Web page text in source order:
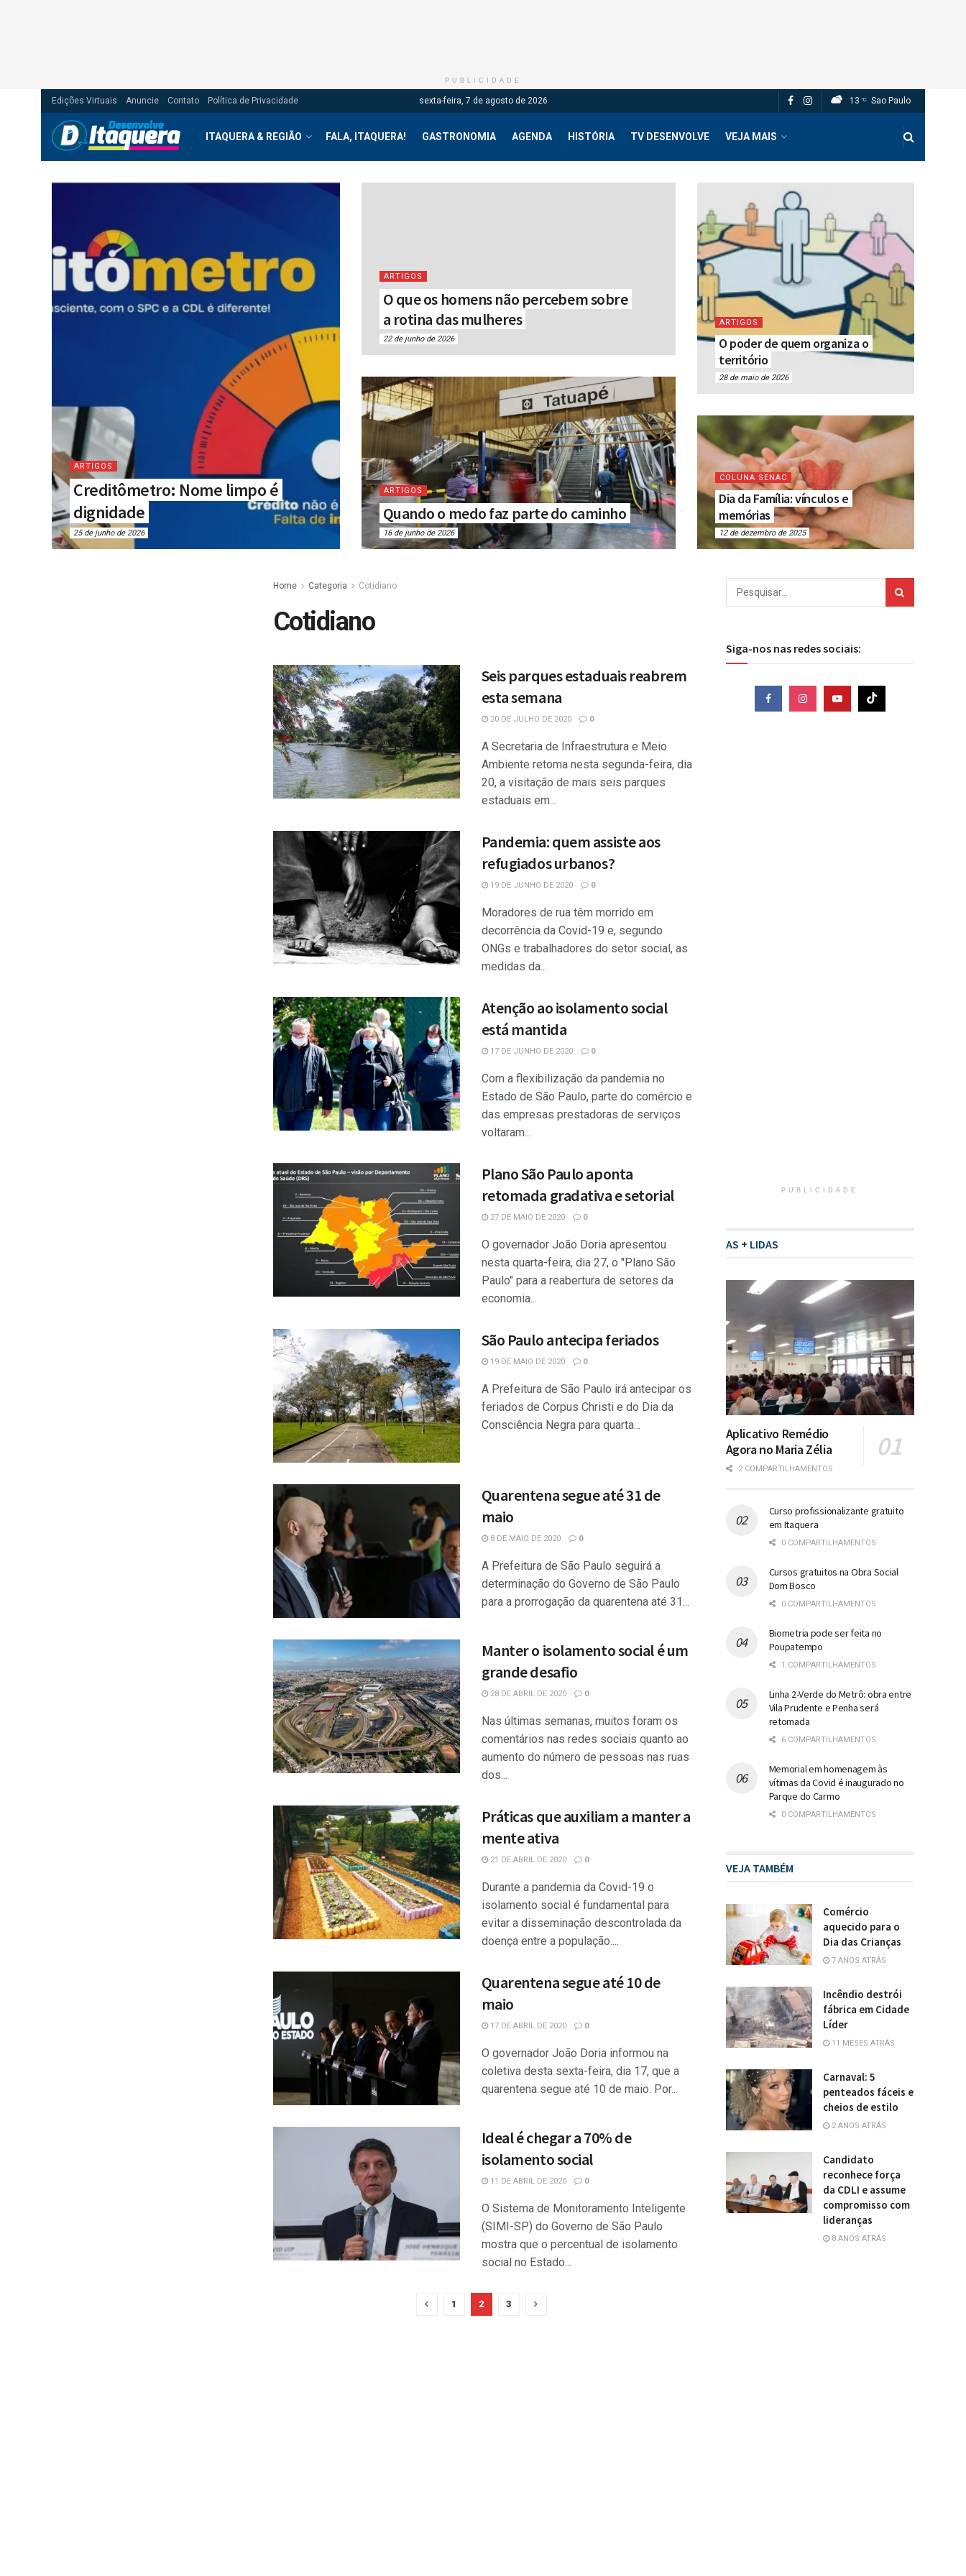
PUBLICIDADE
Edições Virtuais Anuncie Contato Política de Privacidade sexta-feira, 7 de agosto de 2026 13 °C Sao Paulo
ITAQUERA & REGIÃO FALA, ITAQUERA! GASTRONOMIA AGENDA HISTÓRIA TV DESENVOLVE VEJA MAIS
ARTIGOS
Creditômetro: Nome limpo é
dignidade
25 de junho de 2026
ARTIGOS
O que os homens não percebem sobre
a rotina das mulheres
22 de junho de 2026
ARTIGOS
Quando o medo faz parte do caminho
16 de junho de 2026
ARTIGOS
O poder de quem organiza o
território
28 de maio de 2026
COLUNA SENAC
Dia da Família: vínculos e
memórias
12 de dezembro de 2025
Home Categoria Cotidiano
Cotidiano
Seis parques estaduais reabrem
esta semana
20 DE JULHO DE 2020 0
A Secretaria de Infraestrutura e Meio
Ambiente retoma nesta segunda-feira, dia
20, a visitação de mais seis parques
estaduais em...
Pandemia: quem assiste aos
refugiados urbanos?
19 DE JUNHO DE 2020 0
Moradores de rua têm morrido em
decorrência da Covid-19 e, segundo
ONGs e trabalhadores do setor social, as
medidas da...
Atenção ao isolamento social
está mantida
17 DE JUNHO DE 2020 0
Com a flexibilização da pandemia no
Estado de São Paulo, parte do comércio e
das empresas prestadoras de serviços
voltaram...
Plano São Paulo aponta
retomada gradativa e setorial
27 DE MAIO DE 2020 0
O governador João Doria apresentou
nesta quarta-feira, dia 27, o "Plano São
Paulo" para a reabertura de setores da
economia...
São Paulo antecipa feriados
19 DE MAIO DE 2020 0
A Prefeitura de São Paulo irá antecipar os
feriados de Corpus Christi e do Dia da
Consciência Negra para quarta...
Quarentena segue até 31 de
maio
8 DE MAIO DE 2020 0
A Prefeitura de São Paulo seguirá a
determinação do Governo de São Paulo
para a prorrogação da quarentena até 31...
Manter o isolamento social é um
grande desafio
28 DE ABRIL DE 2020 0
Nas últimas semanas, muitos foram os
comentários nas redes sociais quanto ao
aumento do número de pessoas nas ruas
dos...
Práticas que auxiliam a manter a
mente ativa
21 DE ABRIL DE 2020 0
Durante a pandemia da Covid-19 o
isolamento social é fundamental para
evitar a disseminação descontrolada da
doença entre a população....
Quarentena segue até 10 de
maio
17 DE ABRIL DE 2020 0
O governador João Doria informou na
coletiva desta sexta-feira, dia 17, que a
quarentena segue até 10 de maio. Por...
Ideal é chegar a 70% de
isolamento social
11 DE ABRIL DE 2020 0
O Sistema de Monitoramento Inteligente
(SIMI-SP) do Governo de São Paulo
mostra que o percentual de isolamento
social no Estado...
1 2 3
Siga-nos nas redes sociais:
PUBLICIDADE
AS + LIDAS
Aplicativo Remédio
Agora no Maria Zélia
2 COMPARTILHAMENTOS
Curso profissionalizante gratuito
em Itaquera
0 COMPARTILHAMENTOS
Cursos gratuitos na Obra Social
Dom Bosco
0 COMPARTILHAMENTOS
Biometria pode ser feita no
Poupatempo
1 COMPARTILHAMENTOS
Linha 2-Verde do Metrô: obra entre
Vila Prudente e Penha será
retomada
6 COMPARTILHAMENTOS
Memorial em homenagem às
vítimas da Covid é inaugurado no
Parque do Carmo
0 COMPARTILHAMENTOS
VEJA TAMBÉM
Comércio
aquecido para o
Dia das Crianças
7 ANOS ATRÁS
Incêndio destrói
fábrica em Cidade
Líder
11 MESES ATRÁS
Carnaval: 5
penteados fáceis e
cheios de estilo
2 ANOS ATRÁS
Candidato
reconhece força
da CDLI e assume
compromisso com
lideranças
8 ANOS ATRÁS